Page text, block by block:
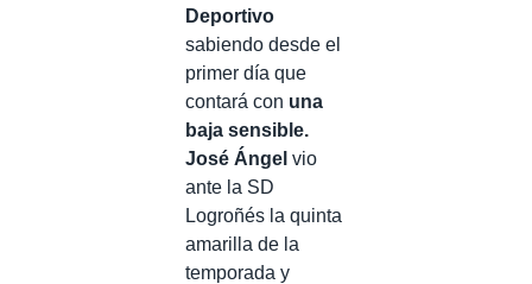
Deportivo
sabiendo desde el
primer día que
contará con una
baja sensible.
José Ángel vio
ante la SD
Logroñés la quinta
amarilla de la
temporada y